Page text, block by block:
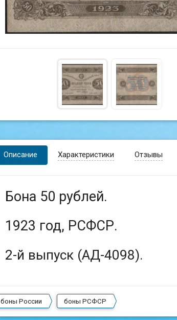
Описание Характеристики Отзывы
Бона 50 рублей.
1923 год, РСФСР.
2-й выпуск (АД-4098).
боны России боны РСФСР